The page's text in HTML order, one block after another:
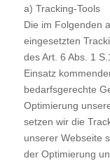
a) Tracking-Tools
Die im Folgenden
eingesetzten
des Art. 6 Abs. 1
Einsatz
bedarfsgerechte
Optimierung
setzen wir die
unserer Webseite
der Optimierung